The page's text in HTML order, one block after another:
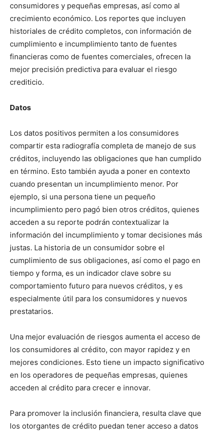
consumidores y pequeñas empresas, así como al
crecimiento económico. Los reportes que incluyen
historiales de crédito completos, con información de
cumplimiento e incumplimiento tanto de fuentes
financieras como de fuentes comerciales, ofrecen la
mejor precisión predictiva para evaluar el riesgo
crediticio.
Datos
Los datos positivos permiten a los consumidores
compartir esta radiografía completa de manejo de sus
créditos, incluyendo las obligaciones que han cumplido
en término. Esto también ayuda a poner en contexto
cuando presentan un incumplimiento menor. Por
ejemplo, si una persona tiene un pequeño
incumplimiento pero pagó bien otros créditos, quienes
acceden a su reporte podrán contextualizar la
información del incumplimiento y tomar decisiones más
justas. La historia de un consumidor sobre el
cumplimiento de sus obligaciones, así como el pago en
tiempo y forma, es un indicador clave sobre su
comportamiento futuro para nuevos créditos, y es
especialmente útil para los consumidores y nuevos
prestatarios.
Una mejor evaluación de riesgos aumenta el acceso de
los consumidores al crédito, con mayor rapidez y en
mejores condiciones. Esto tiene un impacto significativo
en los operadores de pequeñas empresas, quienes
acceden al crédito para crecer e innovar.
Para promover la inclusión financiera, resulta clave que
los otorgantes de crédito puedan tener acceso a datos